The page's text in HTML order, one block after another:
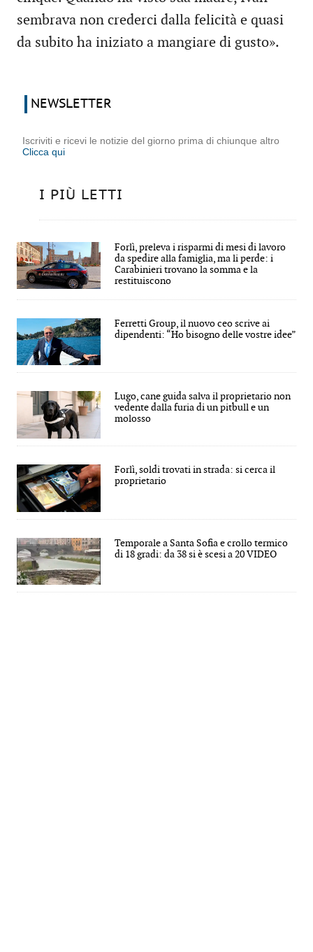
sembrava non crederci dalla felicità e quasi
da subito ha iniziato a mangiare di gusto».
NEWSLETTER
Iscriviti e ricevi le notizie del giorno prima di chiunque altro
Clicca qui
I PIÙ LETTI
Forlì, preleva i risparmi di mesi di lavoro
da spedire alla famiglia, ma li perde: i
Carabinieri trovano la somma e la
restituiscono
Ferretti Group, il nuovo ceo scrive ai
dipendenti: “Ho bisogno delle vostre idee”
Lugo, cane guida salva il proprietario non
vedente dalla furia di un pitbull e un
molosso
Forlì, soldi trovati in strada: si cerca il
proprietario
Temporale a Santa Sofia e crollo termico
di 18 gradi: da 38 si è scesi a 20 VIDEO